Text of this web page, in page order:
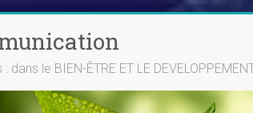
le BIEN-ÊTRE ET LE